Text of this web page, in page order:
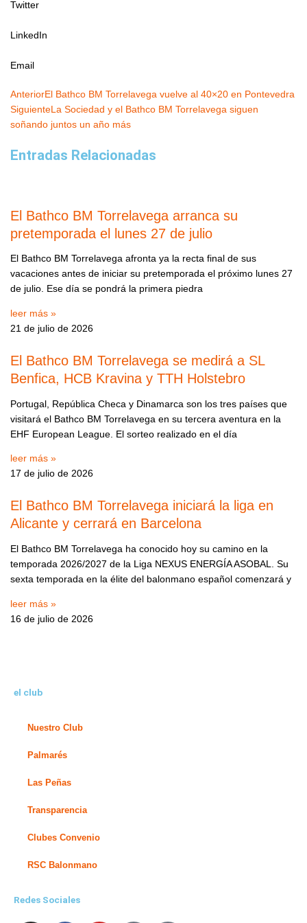
Twitter
LinkedIn
Email
Ant
AnteriorEl Bathco BM Torrelavega vuelve al 40×20 en Pontevedra
SiguienteLa Sociedad y el Bathco BM Torrelavega siguen
soñando juntos un año más
Siguiente
Entradas Relacionadas
El Bathco BM Torrelavega arranca su
pretemporada el lunes 27 de julio
El Bathco BM Torrelavega afronta ya la recta final de sus
vacaciones antes de iniciar su pretemporada el próximo lunes 27
de julio. Ese día se pondrá la primera piedra
leer más »
21 de julio de 2026
El Bathco BM Torrelavega se medirá a SL
Benfica, HCB Kravina y TTH Holstebro
Portugal, República Checa y Dinamarca son los tres países que
visitará el Bathco BM Torrelavega en su tercera aventura en la
EHF European League. El sorteo realizado en el día
leer más »
17 de julio de 2026
El Bathco BM Torrelavega iniciará la liga en
Alicante y cerrará en Barcelona
El Bathco BM Torrelavega ha conocido hoy su camino en la
temporada 2026/2027 de la Liga NEXUS ENERGÍA ASOBAL. Su
sexta temporada en la élite del balonmano español comenzará y
leer más »
16 de julio de 2026
el club
Nuestro Club
Palmarés
Las Peñas
Transparencia
Clubes Convenio
RSC Balonmano
Redes Sociales